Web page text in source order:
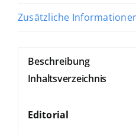
Zusätzliche
Beschreibung
Inhaltsverzeichnis
Editorial